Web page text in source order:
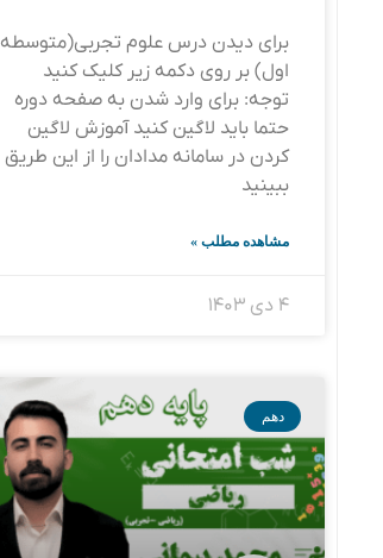
برای دیدن درس علوم تجربی(متوسطه
اول) بر روی دکمه زیر کلیک کنید
توجه: برای وارد شدن به صفحه دوره
حتما باید لاگین کنید آموزش لاگین
کردن در سامانه مدادان را از این طریق
ببینید
مشاهده مطلب »
۴ دی ۱۴۰۳
دهم